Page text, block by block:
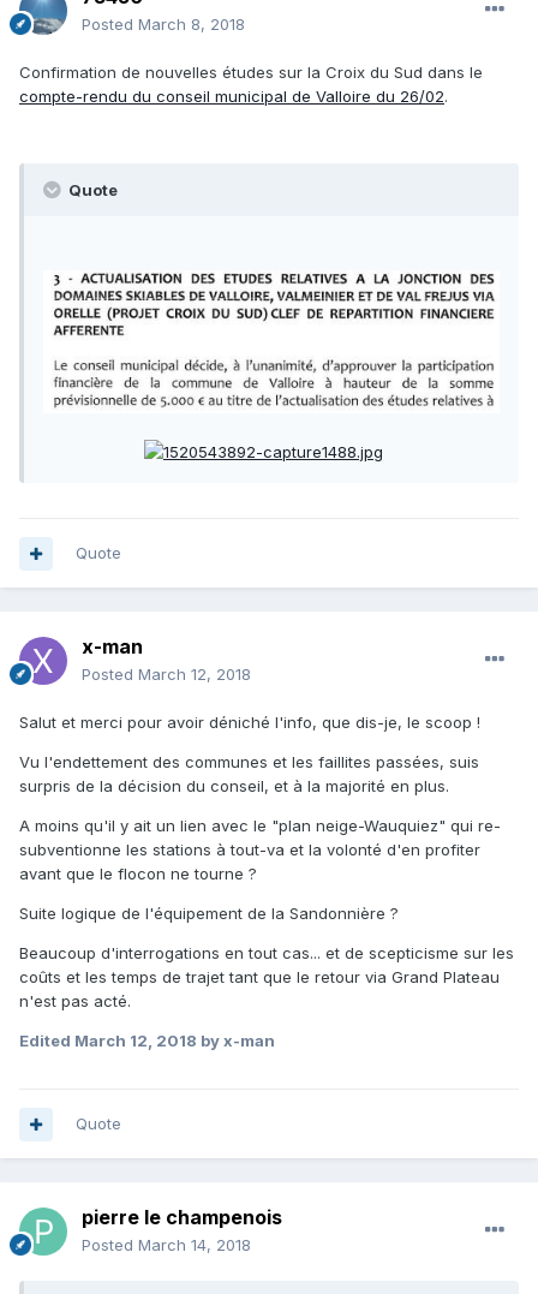
Posted March 8, 2018
Confirmation de nouvelles études sur la Croix du Sud dans le
compte-rendu du conseil municipal de Valloire du 26/02.
Quote
Quote
x-man
Posted March 12, 2018
Salut et merci pour avoir déniché l'info, que dis-je, le scoop !
Vu l'endettement des communes et les faillites passées, suis
surpris de la décision du conseil, et à la majorité en plus.
A moins qu'il y ait un lien avec le "plan neige-Wauquiez" qui re-
subventionne les stations à tout-va et la volonté d'en profiter
avant que le flocon ne tourne ?
Suite logique de l'équipement de la Sandonnière ?
Beaucoup d'interrogations en tout cas... et de scepticisme sur les
coûts et les temps de trajet tant que le retour via Grand Plateau
n'est pas acté.
Edited March 12, 2018 by x-man
Quote
pierre le champenois
Posted March 14, 2018